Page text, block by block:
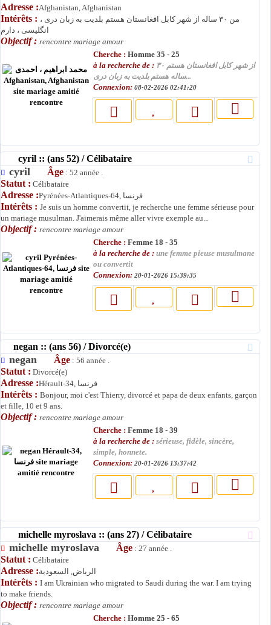
Adresse :Afghanistan, Afghanistan
Intérêts : من ۳۰ ساله از شهر کابل افغانستان هستم بلدیت به زبان دری ،
انگلیسی ، دارم
Objectif : rencontre mariage amour
Cherche : Homme 35 - 25
à la recherche de : از شهر کابل افغانستان هستم ۳۰
ساله هستم بلدیت به زبان دری...
Connexion: 08-02-2026 02:41:20
cyril :: (ans 52) / Célibataire
cyril Âge : 52 année .
Statut : Célibataire
Adresse : Pyrénées-Atlantiques-64, فرنسا
Intérêts : Je suis un homme convertit, je recherche une femme sérieuse pour
un mariage musulman. J'aimerais même aller vivre exemple au...
Objectif : rencontre mariage amour
Cherche : Femme 18 - 35
à la recherche de : une femme pieuse musulmane
ou convertit
Connexion: 20-01-2026 15:39:35
negan :: (ans 56) / Divorcé(e)
negan Âge : 56 année .
Statut : Divorcé(e)
Adresse : Hérault-34, فرنسا
Intérêts : Bonjour, moi c'est Thierry, divorcé et papa de deux enfants, garçon
et fille, 10 et 9 ans.
Objectif : rencontre mariage amour
Cherche : Femme 18 - 39
à la recherche de : sérieuse, fidèle, sincère,
simple, honnete.
Connexion: 20-01-2026 13:37:42
michelle myroslava :: (ans 27) / Célibataire
michelle myroslava Âge : 27 année .
Statut : Célibataire
Adresse :الرياض, السعودية
Intérêts : I am Ukrainian who migrated to Saudi during the war. I am trying
to make friends.
Objectif : rencontre mariage amour
Cherche : Homme 25 - 65